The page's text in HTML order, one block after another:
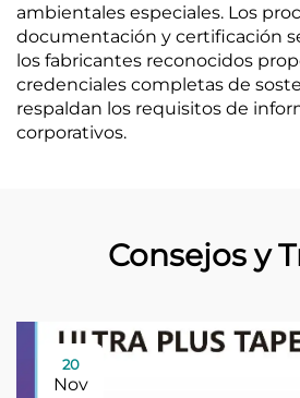
ambientales especiales. Los
documentación y certificación
los fabricantes reconocidos
credenciales completas de
respaldan los requisitos de
corporativos.
Consejos y
20
Nov